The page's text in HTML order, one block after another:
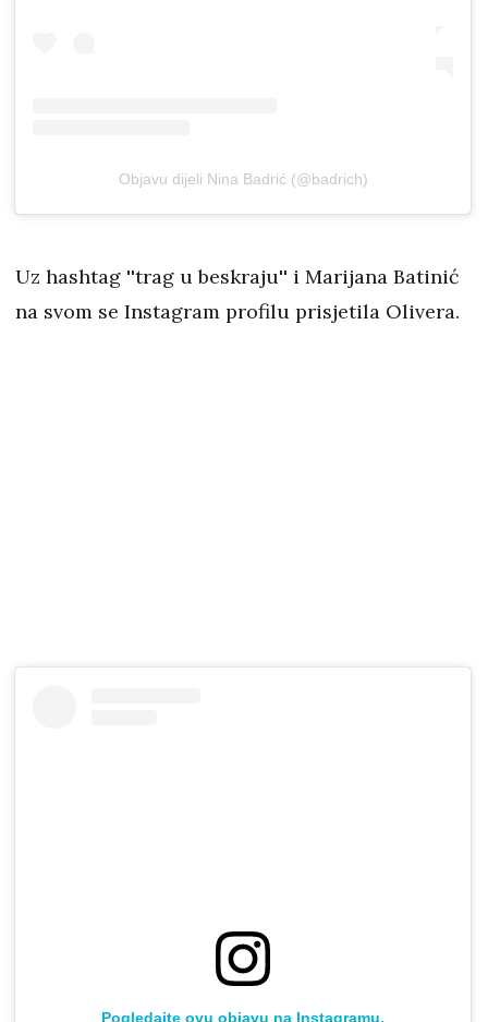
Objavu dijeli Nina Badrić (@badrich)
Uz hashtag ''trag u beskraju'' i Marijana Batinić
na svom se Instagram profilu prisjetila Olivera.
Pogledajte ovu objavu na Instagramu.